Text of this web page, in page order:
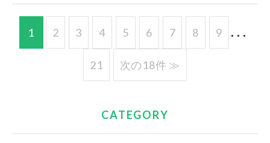
1 2 3 4 5 6 7 8 9 ...
21 次の18件 ≫
CATEGORY